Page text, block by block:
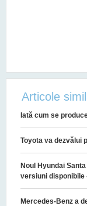
Articole
Iată cum se
Toyota va dezvălui
Noul Hyundai
versiuni disponibile
Mercedes-Benz a